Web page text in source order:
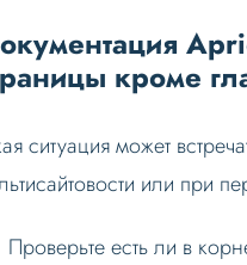
кроме
ситуация может
или при
Проверьте есть ли в